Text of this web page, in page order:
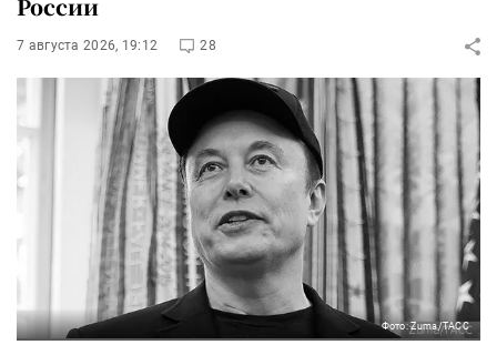
России
7 августа 2026, 19:12 28
Фото: Zuma/ТАСС